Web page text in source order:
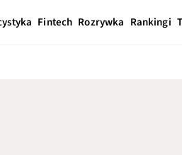
Fintech Rozrywka Rankingi